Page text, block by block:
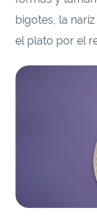
bigotes, la
el plato por el